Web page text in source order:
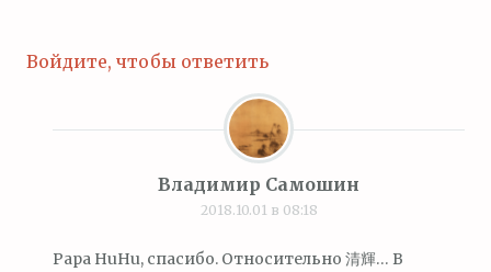
Войдите, чтобы ответить
Владимир Самошин
2018.10.01 в 08:18
Papa HuHu, спасибо. Относительно 清輝… В